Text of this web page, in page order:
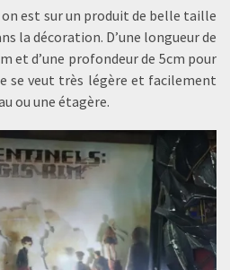
est sur un produit de belle taille
la décoration. D’une longueur de
et d’une profondeur de 5cm pour
se veut très légère et facilement
ou une étagère.